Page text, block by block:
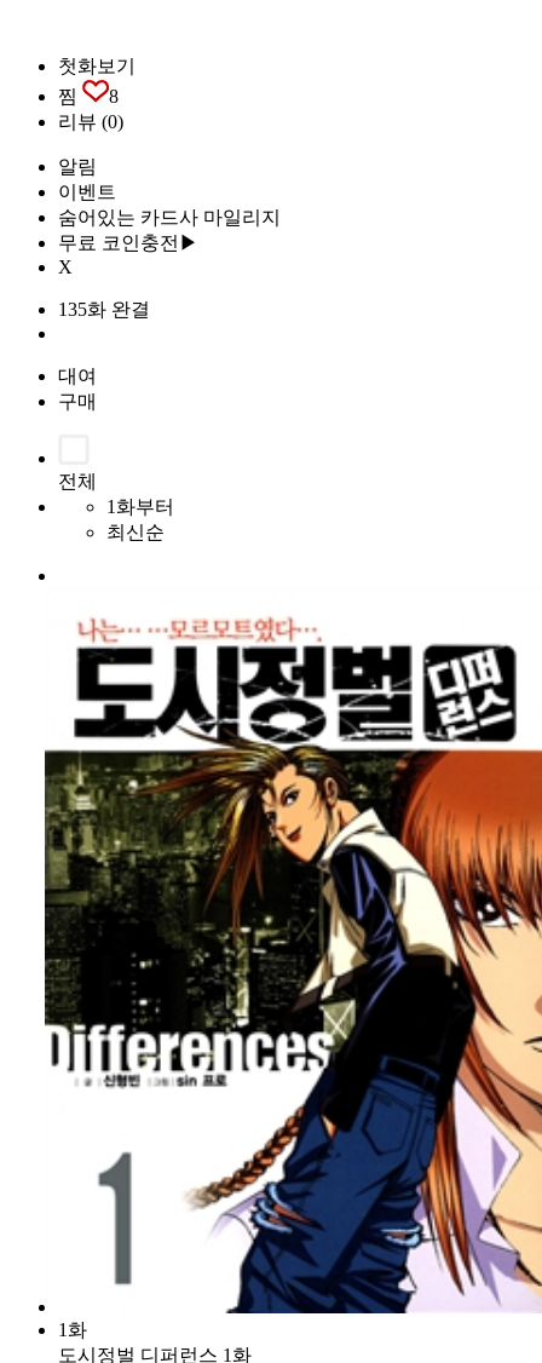
첫화보기
찜
8
리뷰 (0)
알림
이벤트
숨어있는 카드사 마일리지
무료 코인충전▶
X
135화 완결
대여
구매
전체
1화부터
최신순
1화
도시정벌 디퍼런스 1화